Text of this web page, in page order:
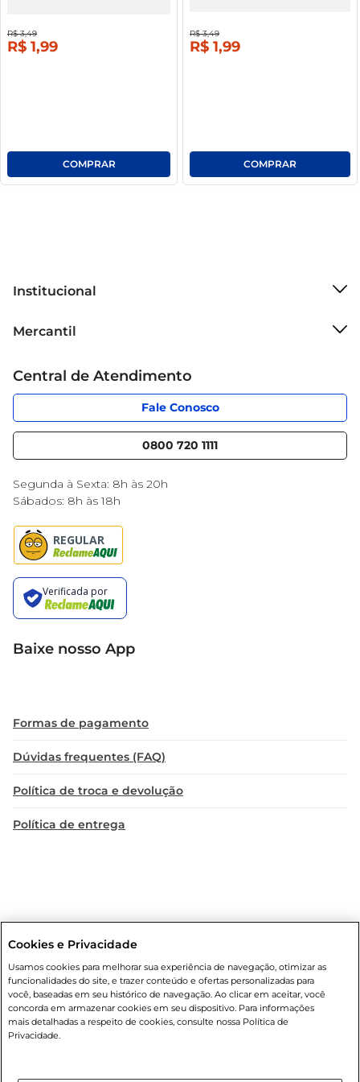
R$ 3,49
R$ 1,99
R$ 3,49
R$ 1,99
Institucional
Sobre Privacidade
Nossas lojas
Mercantil
Código de Ética
Serviços
Central de Atendimento
Fale Conosco
0800 720 1111
Segunda à Sexta: 8h às 20h
Sábados: 8h às 18h
Baixe nosso App
Formas de pagamento
Dúvidas frequentes (FAQ)
Política de troca e devolução
Política de entrega
é o do carrinho de compras. Fotos ilustrativas. Compras sujeitas a
confirmação de estoque. Compras podem ser canceladas em caso
de suspeita de fraude. A fim de garantir o acesso de um maior
número de clientes as nossas promoções, a compra de produtos
com preços promocionais poderá ter sua quantidade limitada por
cliente. Os preços, ofertas e condições são exclusivos para o e-
Cookies e Privacidade
Usamos cookies para melhorar sua experiência de navegação, otimizar as
funcionalidades do site, e trazer conteúdo e ofertas personalizadas para
você, baseadas em seu histórico de navegação. Ao clicar em aceitar, você
concorda em armazenar cookies em seu dispositivo. Para informações
mais detalhadas a respeito de cookies, consulte nossa Política de
Privacidade.